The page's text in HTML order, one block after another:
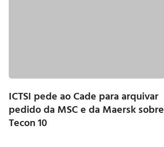
ICTSI pede ao Cade para arquivar
pedido da MSC e da Maersk sobre
Tecon 10